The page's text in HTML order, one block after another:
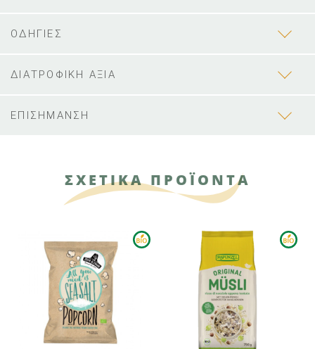
ΟΔΗΓΙΕΣ
ΔΙΑΤΡΟΦΙΚΗ ΑΞΙΑ
ΕΠΙΣΗΜΑΝΣΗ
ΣΧΕΤΙΚΑ ΠΡΟΪΟΝΤΑ